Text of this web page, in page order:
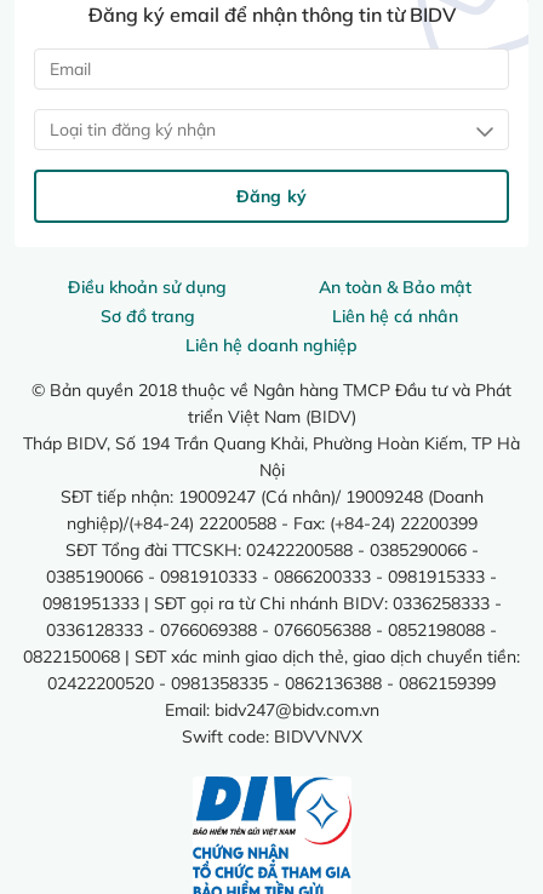
Điều khoản sử dụng
An toàn & Bảo mật
Sơ đồ trang
Liên hệ cá nhân
Liên hệ doanh nghiệp
© Bản quyền 2018 thuộc về Ngân hàng TMCP Đầu tư và Phát
triển Việt Nam (BIDV)
Tháp BIDV, Số 194 Trần Quang Khải, Phường Hoàn Kiếm, TP Hà
Nội
SĐT tiếp nhận: 19009247 (Cá nhân)/ 19009248 (Doanh
nghiệp)/(+84-24) 22200588 - Fax: (+84-24) 22200399
SĐT Tổng đài TTCSKH: 02422200588 - 0385290066 -
0385190066 - 0981910333 - 0866200333 - 0981915333 -
0981951333 | SĐT gọi ra từ Chi nhánh BIDV: 0336258333 -
0336128333 - 0766069388 - 0766056388 - 0852198088 -
0822150068 | SĐT xác minh giao dịch thẻ, giao dịch chuyển tiền:
02422200520 - 0981358335 - 0862136388 - 0862159399
Email: bidv247@bidv.com.vn
Swift code: BIDVVNVX
Đăng ký email để nhận thông tin từ BIDV
Loại tin đăng ký nhận
Đăng ký